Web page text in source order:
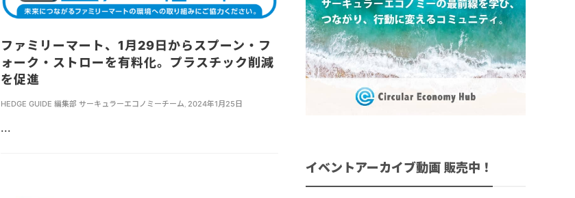
ファミリーマート、1月29日からスプーン・フ
ォーク・ストローを有料化。プラスチック削減
を促進
HEDGE GUIDE 編集部 サーキュラーエコノミーチーム, 2024年1月25日
...
イベントアーカイブ動画 販売中！